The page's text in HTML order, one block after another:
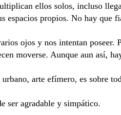
ellos solos, incluso
espacios propios. No hay que
ojos y nos intentan poseer.
moverse. Aunque aun así,
arte efímero, es sobre
ser agradable y simpático.